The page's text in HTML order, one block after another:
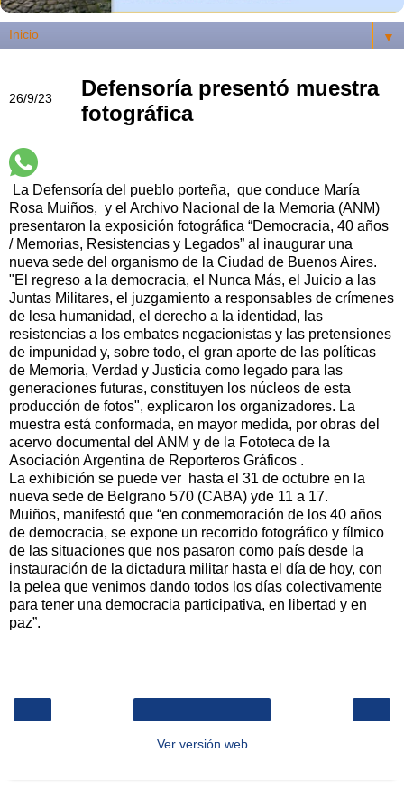
▼
26/9/23
Defensoría presentó muestra
fotográfica
La Defensoría del pueblo porteña, que conduce María
Rosa Muiños, y el Archivo Nacional de la Memoria (ANM)
presentaron la exposición fotográfica “Democracia, 40 años
/ Memorias, Resistencias y Legados” al inaugurar una
nueva sede del organismo de la Ciudad de Buenos Aires.
"El regreso a la democracia, el Nunca Más, el Juicio a las
Juntas Militares, el juzgamiento a responsables de crímenes
de lesa humanidad, el derecho a la identidad, las
resistencias a los embates negacionistas y las pretensiones
de impunidad y, sobre todo, el gran aporte de las políticas
de Memoria, Verdad y Justicia como legado para las
generaciones futuras, constituyen los núcleos de esta
producción de fotos", explicaron los organizadores. La
muestra está conformada, en mayor medida, por obras del
acervo documental del ANM y de la Fototeca de la
Asociación Argentina de Reporteros Gráficos .
La exhibición se puede ver hasta el 31 de octubre en la
nueva sede de Belgrano 570 (CABA) yde 11 a 17.
Muiños, manifestó que “en conmemoración de los 40 años
de democracia, se expone un recorrido fotográfico y fílmico
de las situaciones que nos pasaron como país desde la
instauración de la dictadura militar hasta el día de hoy, con
la pelea que venimos dando todos los días colectivamente
para tener una democracia participativa, en libertad y en
paz”.
Ver versión web